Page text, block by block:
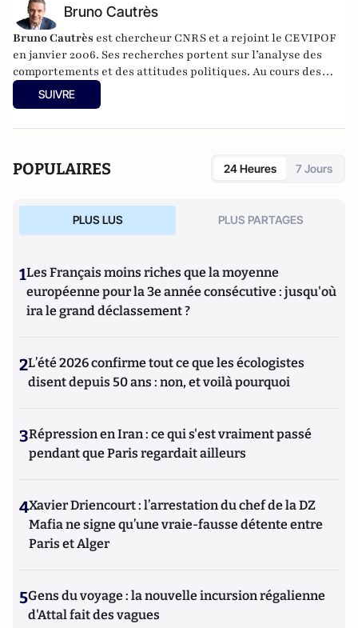
Bruno Cautrès
Bruno Cautrès est chercheur CNRS et a rejoint le CEVIPOF
en janvier 2006. Ses recherches portent sur l’analyse des
comportements et des attitudes politiques. Au cours des
années récentes, il a participé à différentes recherches
françaises ou européennes portant sur la participation
européenne dans les électorats et les opinions publiques. Il
(toujours) l'Europe ?(éditions de La Documentation
Française, 2014) etHistoire d’une révolution électorale
(2015-2018)avec Anne Muxel (Classiques Garnier, 2019).
SUIVRE
POPULAIRES 24 Heures 7 Jours
PLUS LUS PLUS PARTAGES
1Les Français moins riches que la moyenne
européenne pour la 3e année consécutive : jusqu'où
ira le grand déclassement ?
2L’été 2026 confirme tout ce que les écologistes
disent depuis 50 ans : non, et voilà pourquoi
3Répression en Iran : ce qui s'est vraiment passé
pendant que Paris regardait ailleurs
4Xavier Driencourt : l’arrestation du chef de la DZ
Mafia ne signe qu’une vraie-fausse détente entre
Paris et Alger
5Gens du voyage : la nouvelle incursion régalienne
d'Attal fait des vagues